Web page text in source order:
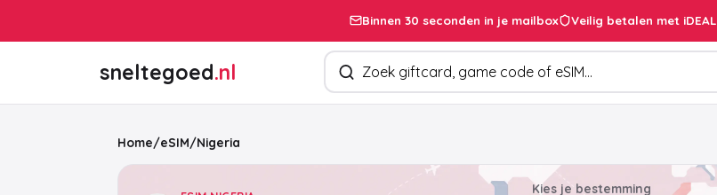
Binnen 30 seconden in je mailbox Veilig betalen met iDEAL
sneltegoed.nl Zoek producten
Home/eSIM/Nigeria
Kies je bestemming